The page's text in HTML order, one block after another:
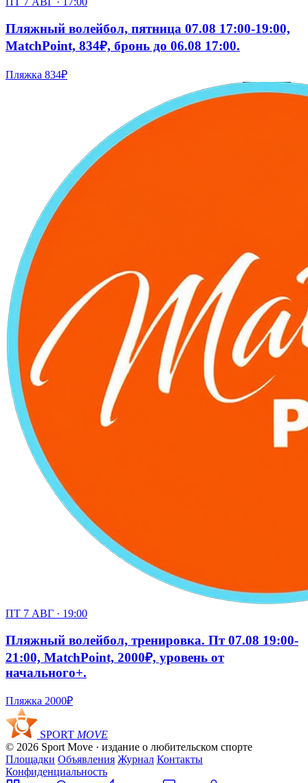
Пляжный волейбол, пятница 07.08 17:00-19:00,
MatchPoint, 834₽, бронь до 06.08 17:00.
Пляжка 834₽
ПТ 7 АВГ · 19:00
Пляжный волейбол, тренировка. Пт 07.08 19:00-
21:00, MatchPoint, 2000₽, уровень от
начального+.
Пляжка 2000₽
SPORT MOVE
© 2026 Sport Move · издание о любительском спорте
Площадки Объявления Журнал Контакты
Конфиденциальность